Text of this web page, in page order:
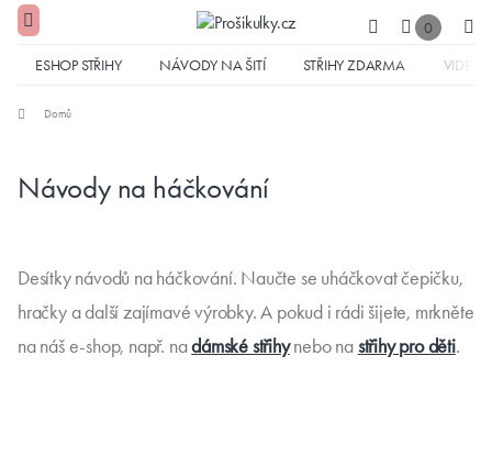
0
ESHOP STŘIHY NÁVODY NA ŠITÍ STŘIHY ZDARMA VIDEA
Domů
Návody na háčkování
Desítky návodů na háčkování. Naučte se uháčkovat čepičku,
hračky a další zajímavé výrobky. A pokud i rádi šijete, mrkněte
na náš e-shop, např. nadámské střihynebo nastřihy pro děti.